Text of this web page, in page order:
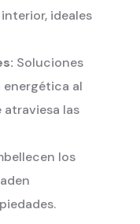
ideales
Soluciones
energética al
las
los